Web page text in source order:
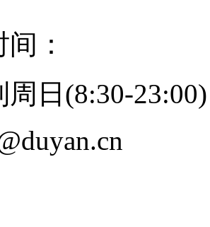
：
周日(8:30-23:00)